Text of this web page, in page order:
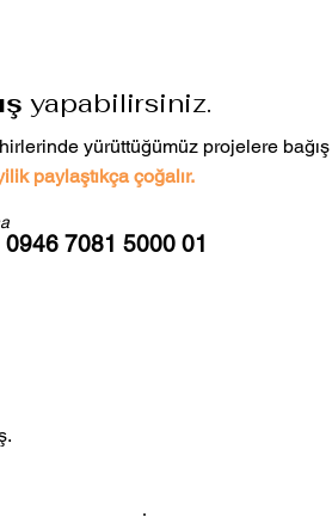
yapabilirsiniz.
yürüttüğümüz projelere
paylaştıkça çoğalır.
7081 5000 01